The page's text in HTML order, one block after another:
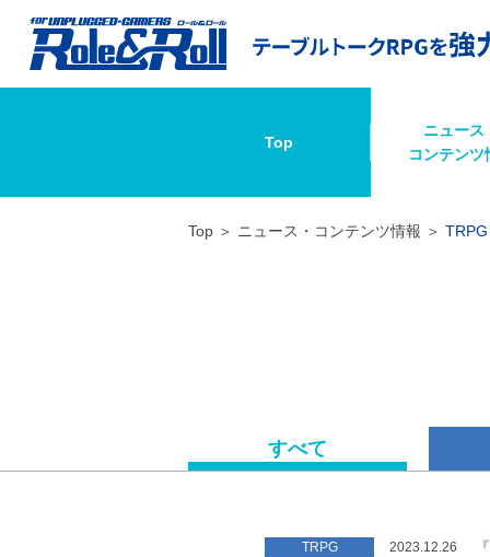
Top
ニュース
コンテンツ
Top ニュース・コンテンツ情報 TRPG
すべて
TRPG 2023.12.26